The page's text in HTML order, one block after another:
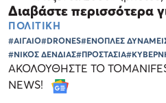
Διαβάστε περισσότερα
ΠΟΛΙΤΙΚΗ
#ΑΙΓΑΙΟ#DRONES#ΕΝΟΠΛΕΣ
#ΝΙΚΟΣ ΔΕΝΔΙΑΣ#ΠΡΟΣΤΑΣΙΑ
ΑΚΟΛΟΥΘΗΣΤΕ ΤΟ
NEWS!